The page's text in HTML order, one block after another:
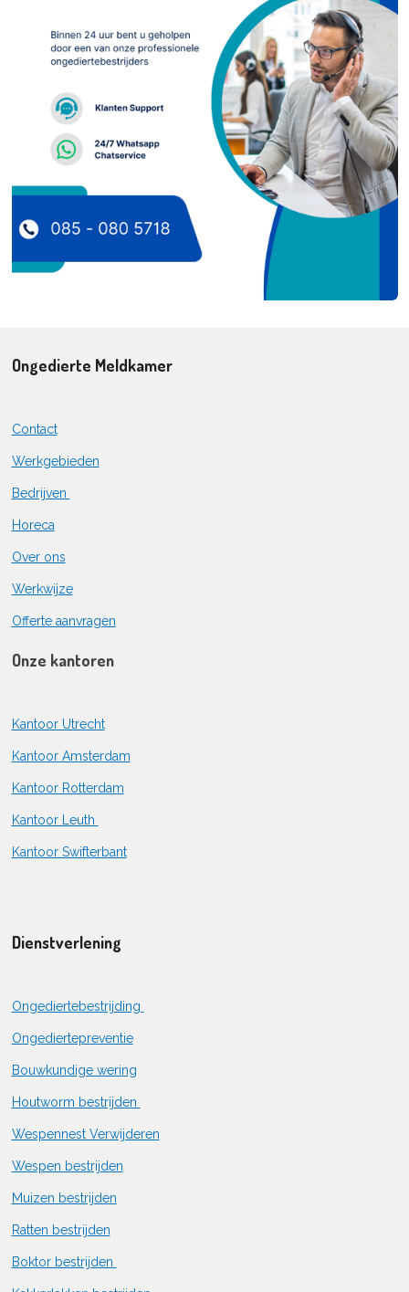
Ongedierte Meldkamer
Contact
Werkgebieden
Bedrijven
Horeca
Over ons
Werkwijze
Offerte aanvragen
Onze kantoren
Kantoor Utrecht
Kantoor Amsterdam
Kantoor Rotterdam
Kantoor Leuth
Kantoor Swifterbant
Dienstverlening
Ongediertebestrijding
Ongediertepreventie
Bouwkundige wering
Houtworm bestrijden
Wespennest Verwijderen
Wespen bestrijden
Muizen bestrijden
Ratten bestrijden
Boktor bestrijden